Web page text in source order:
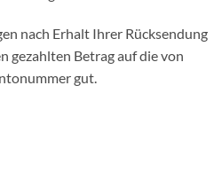
nach Erhalt Ihrer Rücksendung
gezahlten Betrag auf die von
gut.